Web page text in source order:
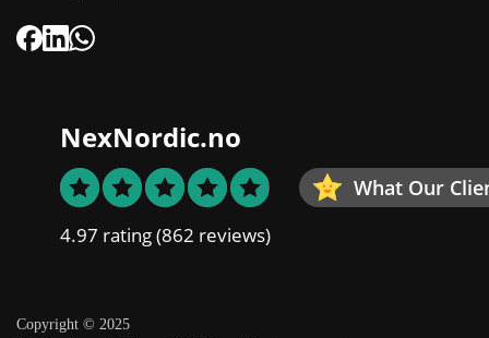
NexNordic.no
What Our
4.97 rating(862 reviews)
Copyright © 2025